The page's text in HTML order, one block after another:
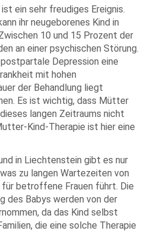
ein sehr freudiges Ereignis.
ihr neugeborenes Kind in
10 und 15 Prozent der
an einer psychischen Störung.
Depression eine
mit hohen
der Behandlung liegt
Es ist wichtig, dass Mütter
langen Zeitraums nicht
Kind-Therapie ist hier eine
in Liechtenstein gibt es nur
zu langen Wartezeiten von
betroffene Frauen führt. Die
des Babys werden von der
da das Kind selbst
die eine solche Therapie